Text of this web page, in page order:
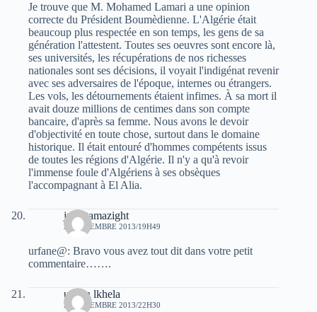
Je trouve que M. Mohamed Lamari a une opinion
correcte du Président Boumèdienne. L'Algérie était
beaucoup plus respectée en son temps, les gens de sa
génération l'attestent. Toutes ses oeuvres sont encore là,
ses universités, les récupérations de nos richesses
nationales sont ses décisions, il voyait l'indigénat revenir
avec ses adversaires de l'époque, internes ou étrangers.
Les vols, les détournements étaient infimes. À sa mort il
avait douze millions de centimes dans son compte
bancaire, d'après sa femme. Nous avons le devoir
d'objectivité en toute chose, surtout dans le domaine
historique. Il était entouré d'hommes compétents issus
de toutes les régions d'Algérie. Il n'y a qu'à revoir
l'immense foule d'Algériens à ses obsèques
l'accompagnant à El Alia.
juba tamazight
22 DÉCEMBRE 2013/19H49
urfane@: Bravo vous avez tout dit dans votre petit
commentaire…….
uchen lkhela
22 DÉCEMBRE 2013/22H30